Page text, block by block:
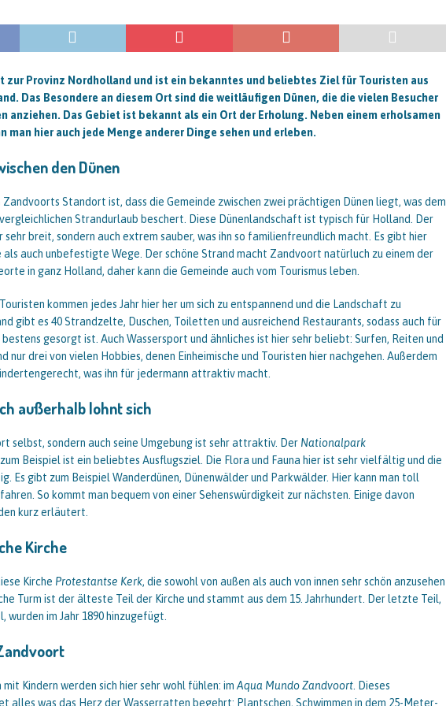
zur Provinz Nordholland und ist ein bekanntes und beliebtes Ziel für Touristen aus
Das Besondere an diesem Ort sind die weitläufigen Dünen, die die vielen Besucher
anziehen. Das Gebiet ist bekannt als ein Ort der Erholung. Neben einem erholsamen
man hier auch jede Menge anderer Dinge sehen und erleben.
den Dünen
Zandvoorts Standort ist, dass die Gemeinde zwischen zwei prächtigen Dünen liegt, was dem
Strandurlaub beschert. Diese Dünenlandschaft ist typisch für Holland. Der
sehr breit, sondern auch extrem sauber, was ihn so familienfreundlich macht. Es gibt hier
auch unbefestigte Wege. Der schöne Strand macht Zandvoort natürluch zu einem der
in ganz Holland, daher kann die Gemeinde auch vom Tourismus leben.
kommen jedes Jahr hier her um sich zu entspannend und die Landschaft zu
gibt es 40 Strandzelte, Duschen, Toiletten und ausreichend Restaurants, sodass auch für
gesorgt ist. Auch Wassersport und ähnliches ist hier sehr beliebt: Surfen, Reiten und
nur drei von vielen Hobbies, denen Einheimische und Touristen hier nachgehen. Außerdem
was ihn für jedermann attraktiv macht.
außerhalb lohnt sich
selbst, sondern auch seine Umgebung ist sehr attraktiv. Der Nationalpark
Beispiel ist ein beliebtes Ausflugsziel. Die Flora und Fauna hier ist sehr vielfältig und die
Es gibt zum Beispiel Wanderdünen, Dünenwälder und Parkwälder. Hier kann man toll
So kommt man bequem von einer Sehenswürdigkeit zur nächsten. Einige davon
kurz erläutert.
Kirche
Kirche Protestantse Kerk, die sowohl von außen als auch von innen sehr schön anzusehen
Turm ist der älteste Teil der Kirche und stammt aus dem 15. Jahrhundert. Der letzte Teil,
wurden im Jahr 1890 hinzugefügt.
Kindern werden sich hier sehr wohl fühlen: im Aqua Mundo Zandvoort . Dieses
alles was das Herz der Wasserratten begehrt: Plantschen, Schwimmen in dem 25-Meter-